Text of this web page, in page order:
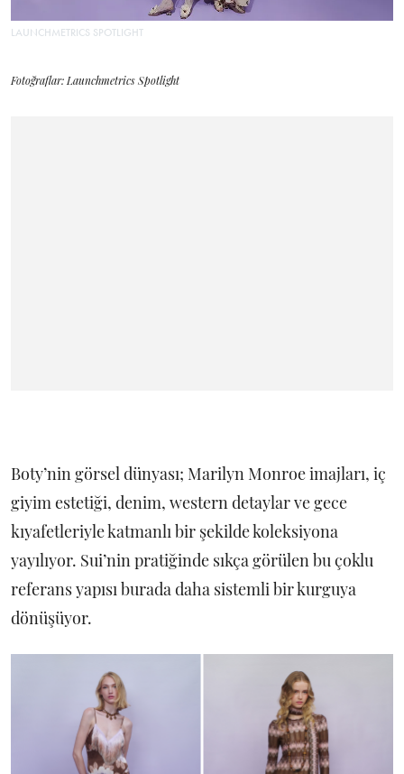
LAUNCHMETRICS SPOTLIGHT
Fotoğraflar: Launchmetrics Spotlight
Boty’nin görsel dünyası; Marilyn Monroe imajları, iç
giyim estetiği, denim, western detaylar ve gece
kıyafetleriyle katmanlı bir şekilde koleksiyona
yayılıyor. Sui’nin pratiğinde sıkça görülen bu çoklu
referans yapısı burada daha sistemli bir kurguya
dönüşüyor.